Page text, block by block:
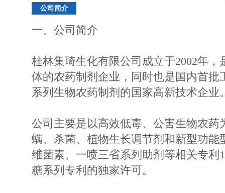
公司简介
一、公司简介
桂林集琦生化有限公司成立于2002年
体的农药制剂企业，同时也是国内首批
系列生物农药制剂的国家高新技术企业
公司主要是以高效低毒、公害生物农药
螨、杀菌、植物生长调节剂和新型功能
维菌素、一喷三省系列助剂等相关专利
糖系列专利的独家许可。